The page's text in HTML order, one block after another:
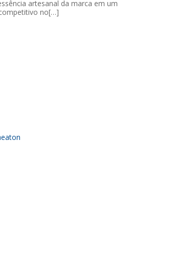
artesanal da marca em um
no[…]